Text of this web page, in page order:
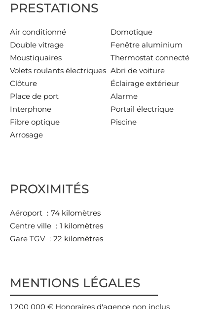
PRESTATIONS
Air conditionné
Domotique
Double vitrage
Fenêtre aluminium
Moustiquaires
Thermostat connecté
Volets roulants électriques Abri de voiture
Clôture
Éclairage extérieur
Place de port
Alarme
Interphone
Portail électrique
Fibre optique
Piscine
Arrosage
PROXIMITÉS
Aéroport
74 kilomètres
Centre ville
1 kilomètres
Gare TGV
22 kilomètres
MENTIONS LÉGALES
1 200 000 € Honoraires d'agence non inclus